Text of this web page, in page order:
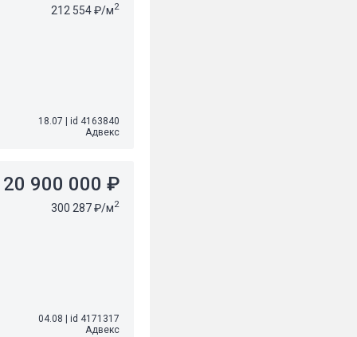
212 554 ₽/м2
18.07
id 4163840
Адвекс
20 900 000 ₽
300 287 ₽/м2
04.08
id 4171317
Адвекс